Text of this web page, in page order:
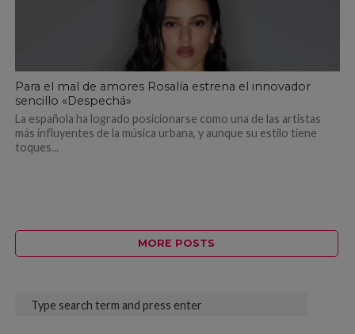
Para el mal de amores Rosalía estrena el innovador
sencillo «Despechá»
La española ha logrado posicionarse como una de las artistas
más influyentes de la música urbana, y aunque su estilo tiene
toques...
MORE POSTS